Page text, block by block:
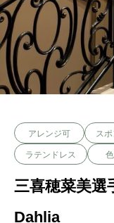
アレンジ可 ス
ラテンドレス
三喜穂菜美
Dahlia